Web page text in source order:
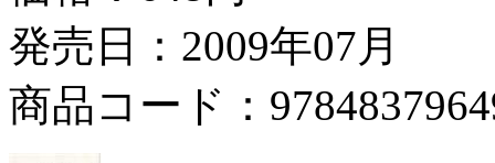
発売日：2009年07月
商品コード：